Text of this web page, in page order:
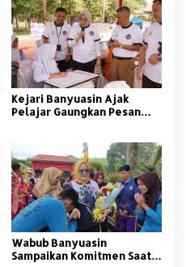
Kejari Banyuasin Ajak
Pelajar Gaungkan Pesan
Wabub Banyuasin
Sampaikan Komitmen Saat